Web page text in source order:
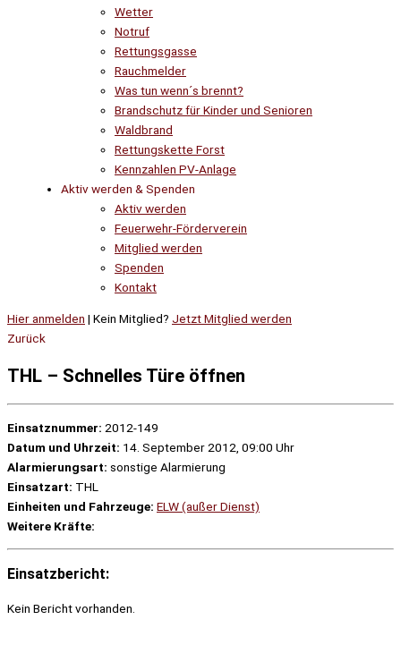
Wetter
Notruf
Rettungsgasse
Rauchmelder
Was tun wenn´s brennt?
Brandschutz für Kinder und Senioren
Waldbrand
Rettungskette Forst
Kennzahlen PV-Anlage
Aktiv werden & Spenden
Aktiv werden
Feuerwehr-Förderverein
Mitglied werden
Spenden
Kontakt
Hier anmelden | Kein Mitglied? Jetzt Mitglied werden
Zurück
THL – Schnelles Türe öffnen
Einsatznummer: 2012-149
Datum und Uhrzeit: 14. September 2012, 09:00 Uhr
Alarmierungsart: sonstige Alarmierung
Einsatzart: THL
Einheiten und Fahrzeuge: ELW (außer Dienst)
Weitere Kräfte:
Einsatzbericht:
Kein Bericht vorhanden.